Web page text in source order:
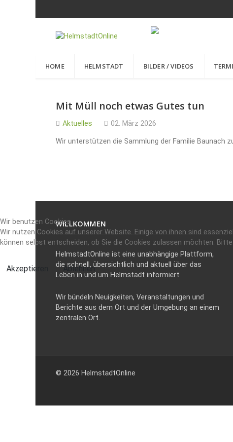
HOME HELMSTADT BILDER / VIDEOS
Mit Müll noch etwas Gutes tun
Aktuelles 02. März 2026
Wir unterstützen die Sammlung der Familie Baunach
WILLKOMMEN
HelmstadtOnline ist eine unabhängige Plattform,
die schnell, übersichtlich und aktuell über das
Leben in und um Helmstadt informiert.
Wir bündeln Neuigkeiten, Veranstaltungen und
Berichte aus dem Ort und der Umgebung an einem
zentralen Ort.
© 2026 HelmstadtOnline
Wir benutzen Cookies
Wir nutzen Cookies auf unserer Website. Einige von ihnen sind
können selbst entscheiden, ob Sie die Cookies zulassen möchten.
Akzeptieren Ablehnen